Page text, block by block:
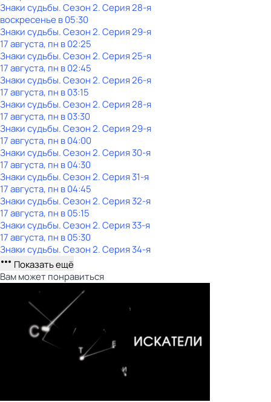
Знаки cyдьбы. Сезон 2. Серия 28-я
воскресенье в05:30
Знаки cyдьбы. Сезон 2. Серия 29-я
17 августа, пн в 02:25
Знаки cyдьбы. Сезон 2. Серия 25-я
17 августа, пн в 02:45
Знаки cyдьбы. Сезон 2. Серия 26-я
17 августа, пн в 03:15
Знаки cyдьбы. Сезон 2. Серия 28-я
17 августа, пн в 03:30
Знаки cyдьбы. Сезон 2. Серия 29-я
17 августа, пн в 04:00
Знаки cyдьбы. Сезон 2. Серия 30-я
17 августа, пн в 04:30
Знаки cyдьбы. Сезон 2. Серия 31-я
17 августа, пн в 04:45
Знаки cyдьбы. Сезон 2. Серия 32-я
17 августа, пн в 05:15
Знаки cyдьбы. Сезон 2. Серия 33-я
17 августа, пн в 05:30
Знаки cyдьбы. Сезон 2. Серия 34-я
Показать ещё
Вам может понравиться